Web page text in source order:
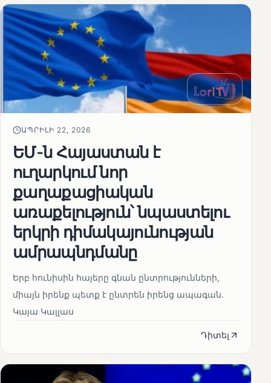
ԱՊՐԻԼԻ 22, 2026
ԵՄ-ն Հայաստան է
ուղարկում նոր
քաղաքացիական
առաքելություն՝ նպաստելու
երկրի դիմակայունության
ամրապնդմանը
Երբ հունիսին հայերը գնան ընտրությունների,
միայն իրենք պետք է ընտրեն իրենց ապագան.
Կայա Կալլաս
Դիտել